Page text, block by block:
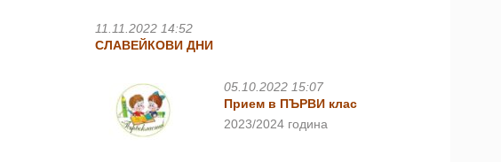
11.11.2022 14:52
СЛАВЕЙКОВИ ДНИ
05.10.2022 15:07
Прием в ПЪРВИ клас
2023/2024 година